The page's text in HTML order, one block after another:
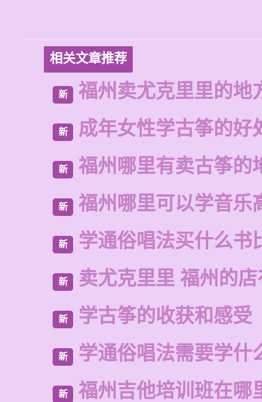
相关文章推荐
新 福州卖尤克里里的地
新 成年女性学古筝的好
新 福州哪里有卖古筝的
新 福州哪里可以学音乐
新 学通俗唱法买什么书
新 卖尤克里里 福州的
新 学古筝的收获和感受
新 学通俗唱法需要学什
新 福州吉他培训班在哪